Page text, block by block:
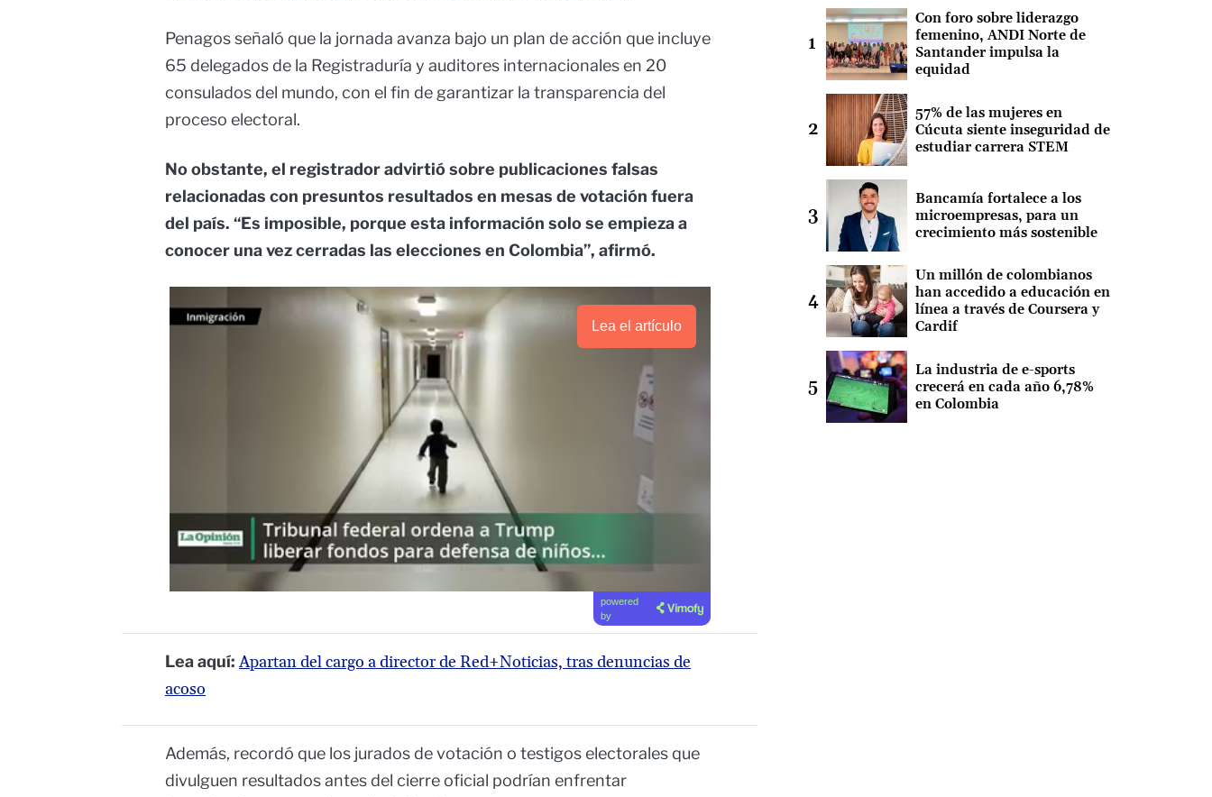
Penagos señaló que la jornada avanza bajo un plan de acción que incluye
65 delegados de la Registraduría y auditores internacionales en 20
consulados del mundo, con el fin de garantizar la transparencia del
proceso electoral.
No obstante, el registrador advirtió sobre publicaciones falsas
relacionadas con presuntos resultados en mesas de votación fuera
del país. “Es imposible, porque esta información solo se empieza a
conocer una vez cerradas las elecciones en Colombia”, afirmó.
Lea el artículo
powered
by
Lea aquí: Apartan del cargo a director de Red+Noticias, tras denuncias de
acoso
Además, recordó que los jurados de votación o testigos electorales que
divulguen resultados antes del cierre oficial podrían enfrentar
Con foro sobre liderazgo
femenino, ANDI Norte de
Santander impulsa la
equidad
57% de las mujeres en
Cúcuta siente inseguridad de
estudiar carrera STEM
Bancamía fortalece a los
microempresas, para un
crecimiento más sostenible
Un millón de colombianos
han accedido a educación en
línea a través de Coursera y
Cardif
La industria de e-sports
crecerá en cada año 6,78%
en Colombia